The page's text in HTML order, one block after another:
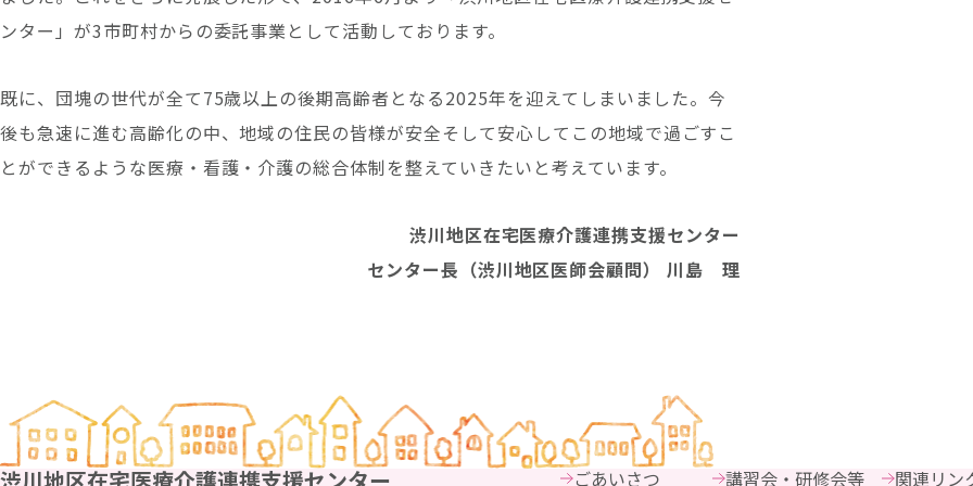
ンター」が3市町村からの委託事業として活動しております。
既に、団塊の世代が全て75歳以上の後期高齢者となる2025年を迎えてしまいました。今
後も急速に進む高齢化の中、地域の住民の皆様が安全そして安心してこの地域で過ごすこ
とができるような医療・看護・介護の総合体制を整えていきたいと考えています。
渋川地区在宅医療介護連携支援センター
センター長（渋川地区医師会顧問） 川島 理
ごあいさつ 講習会・研修会等 関連リン